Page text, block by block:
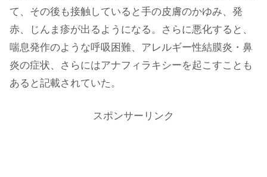
て、その後も接触していると手の皮膚のかゆみ、発
赤、じんま疹が出るようになる。さらに悪化すると、
喘息発作のような呼吸困難、アレルギー性結膜炎・鼻
炎の症状、さらにはアナフィラキシーを起こすことも
あると記載されていた。
スポンサーリンク